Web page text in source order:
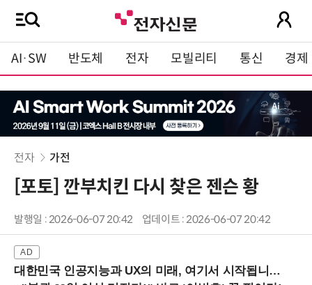
AI·SW 반도체 전자 모빌리티 통신 경제
전자 가전
[포토] 깐부치킨 다시 찾은 젠슨 황
발행일 : 2026-06-07 20:42 업데이트 : 2026-06-07 20:42
대한민국 인공지능과 UX의 미래, 여기서 시작됩니다! (9/2 강남역)